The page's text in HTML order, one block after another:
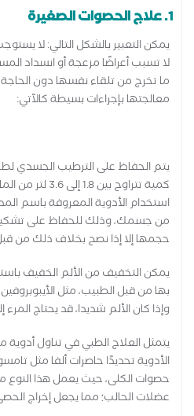
1. علاج الحصوات الصغيرة
يمكن التعبير بالشكل التالي: لا
لا تسبب أعراضًا مزعجة أو انسداد
ما تخرج من تلقاء نفسها دون
معالجتها بإجراءات بسيطة كالآتي:
يتم الحفاظ على الترطيب الجسدي
كمية تتراوح بين
استخدام الأدوية المعروفة باسم
من جسمك، وذلك للحفاظ على
حجمها إلا إذا نصح بخلاف ذلك من
يمكن التخفيف من الألم الخفيف
وإذا كان الألم شديدا، قد يحتاج المرء
يتمثل العلاج الطبي في تناول
الأدوية تحديدًا حاصرات ألفا مثل
حصوات الكلى، حيث يعمل هذا النوع
عضلات الحالب؛ مما يجعل إخراج